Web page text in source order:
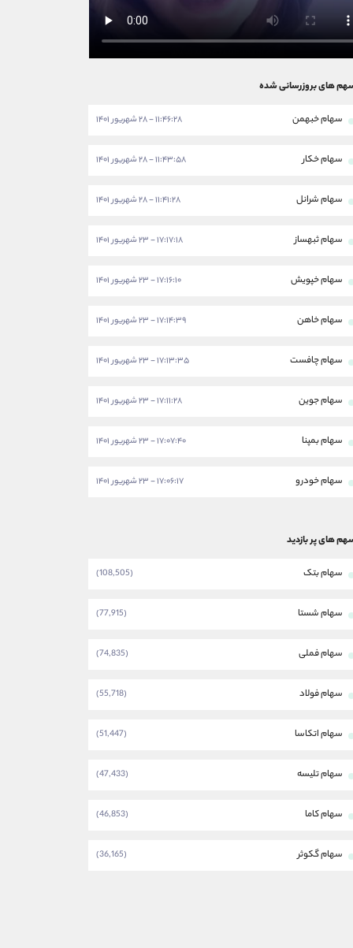
های بروزرسانی شده
سهام خبهمن ۱۱:۴۶:۲۸ - ۲۸ شهریور ۱۴۰۱
سهام خکار ۱۱:۴۳:۵۸ - ۲۸ شهریور ۱۴۰۱
سهام شرانل ۱۱:۴۱:۲۸ - ۲۸ شهریور ۱۴۰۱
سهام ثبهساز ۱۷:۱۷:۱۸ - ۲۳ شهریور ۱۴۰۱
سهام خپویش ۱۷:۱۶:۱۰ - ۲۳ شهریور ۱۴۰۱
سهام خاهن ۱۷:۱۴:۳۹ - ۲۳ شهریور ۱۴۰۱
سهام چافست ۱۷:۱۳:۳۵ - ۲۳ شهریور ۱۴۰۱
سهام جوین ۱۷:۱۱:۲۸ - ۲۳ شهریور ۱۴۰۱
سهام بمپنا ۱۷:۰۷:۴۰ - ۲۳ شهریور ۱۴۰۱
سهام خودرو ۱۷:۰۶:۱۷ - ۲۳ شهریور ۱۴۰۱
های پر بازدید
سهام بتک (108,505)
سهام شستا (77,915)
سهام فملی (74,835)
سهام فولاد (55,718)
سهام اتکاسا (51,447)
سهام تلیسه (47,433)
سهام کاما (46,853)
سهام گکوثر (36,165)